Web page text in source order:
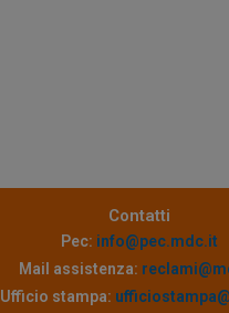
Contatti
Pec: info@pec.mdc.it
Mail assistenza:
Ufficio stampa: